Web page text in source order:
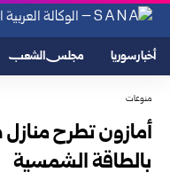
أخبار سوريا مجلس الشعب
منوعات
أمازون تطرح
بالطاقة الشمسية